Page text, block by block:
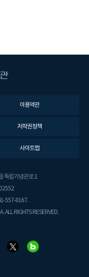
이용약관
저작권정책
사이트맵
독립기념관로 1
557-8167.
ALL RIGHTS RESERVED.